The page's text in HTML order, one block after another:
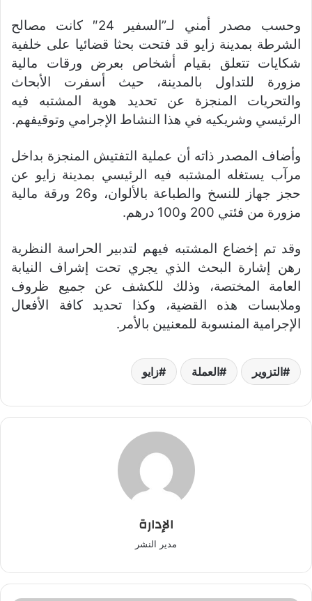
وحسب مصدر أمني لـ”السفير 24″ كانت مصالح
الشرطة بمدينة زايو قد فتحت بحثا قضائيا على خلفية
شكايات تتعلق بقيام أشخاص بعرض ورقات مالية
مزورة للتداول بالمدينة، حيث أسفرت الأبحاث
والتحريات المنجزة عن تحديد هوية المشتبه فيه
الرئيسي وشريكيه في هذا النشاط الإجرامي وتوقيفهم.
وأضاف المصدر ذاته أن عملية التفتيش المنجزة بداخل
مرآب يستغله المشتبه فيه الرئيسي بمدينة زايو عن
حجز جهاز للنسخ والطباعة بالألوان، و26 ورقة مالية
مزورة من فئتي 200 و100 درهم.
وقد تم إخضاع المشتبه فيهم لتدبير الحراسة النظرية
رهن إشارة البحث الذي يجري تحت إشراف النيابة
العامة المختصة، وذلك للكشف عن جميع ظروف
وملابسات هذه القضية، وكذا تحديد كافة الأفعال
الإجرامية المنسوبة للمعنيين بالأمر.
التزوير العملة زايو
الإدارة
مدير النشر